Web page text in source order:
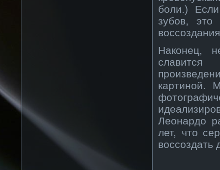
боли.)
зубов, это
Наконец,
картиной.
Леонардо
лет, что
воссоздать